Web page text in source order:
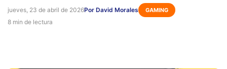
jueves, 23 de abril de 2026Por David Morales GAMING
8 min de lectura